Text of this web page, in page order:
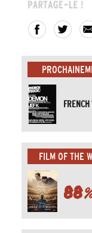
FRENCH
FILM OF THE
88